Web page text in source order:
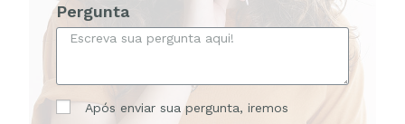
Pergunta
Após enviar sua pergunta, iremos